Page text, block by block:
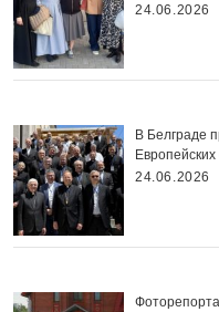
24.06.2026
В Белграде
24.06.2026